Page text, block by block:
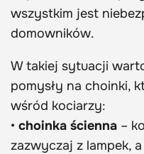
wszystkim jest
domowników.
W takiej sytuacji
pomysły na choinki,
wśród kociarzy:
• choinka ścienna –
zazwyczaj z lampek,